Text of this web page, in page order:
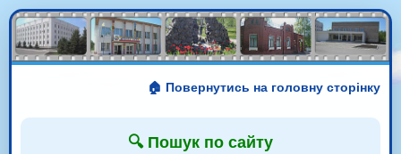
🏠 Повернутись на головну сторінку
🔍 Пошук по сайту